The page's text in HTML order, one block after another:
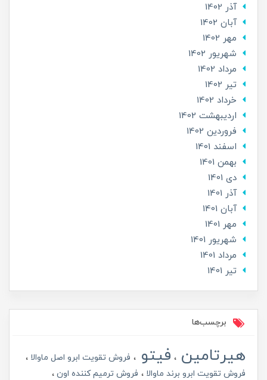
آذر 1402
آبان 1402
مهر 1402
شهریور 1402
مرداد 1402
تير 1402
خرداد 1402
ارديبهشت 1402
فروردین 1402
اسفند 1401
بهمن 1401
دی 1401
آذر 1401
آبان 1401
مهر 1401
شهریور 1401
مرداد 1401
تير 1401
برچسب‌ها
هیرتامین فیتو
فروش تقویت ابرو اصل ماوالا
فروش تقویت ابرو برند ماوالا
فروش ترمیم کننده اون